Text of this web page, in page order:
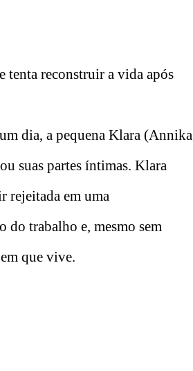
tenta reconstruir a vida após
dia, a pequena Klara (Annika
suas partes íntimas. Klara
rejeitada em uma
do trabalho e, mesmo sem
que vive.